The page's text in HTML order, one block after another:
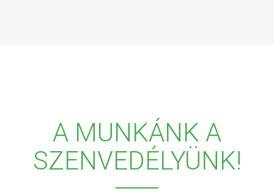
A MUNKÁNK A
SZENVEDÉLYÜNK!